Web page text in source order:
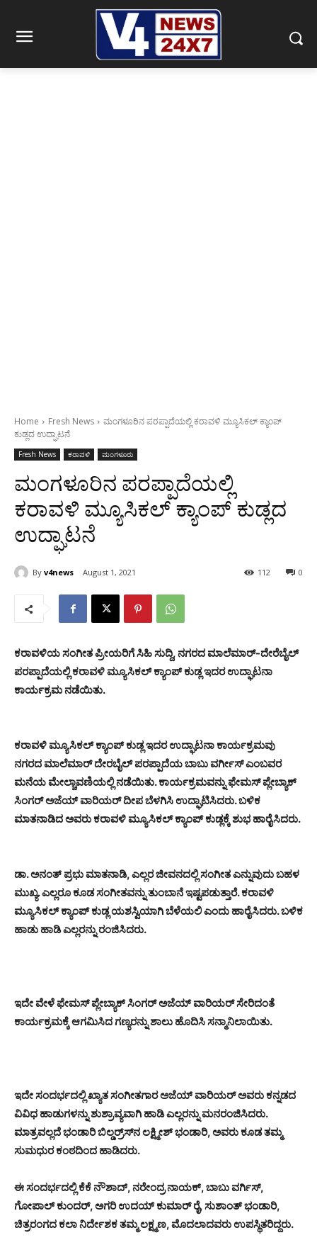
Home Fresh News
ಮಂಗಳೂರಿನ ಪರಪ್ಪಾದೆಯಲ್ಲಿ ಕರಾವಳಿ ಮ್ಯೂಸಿಕಲ್ ಕ್ಯಾಂಪ್
ಕುಡ್ಲದ ಉದ್ಘಾಟನೆ
Fresh News ಕರಾವಳಿ ಮಂಗಳೂರು
ಮಂಗಳೂರಿನ ಪರಪ್ಪಾದೆಯಲ್ಲಿ
ಕರಾವಳಿ ಮ್ಯೂಸಿಕಲ್ ಕ್ಯಾಂಪ್ ಕುಡ್ಲದ
ಉದ್ಘಾಟನೆ
By v4news August 1, 2021 0
112
ಕರಾವಳಿಯ ಸಂಗೀತ ಪ್ರೀಯರಿಗೆ ಸಿಹಿ ಸುದ್ದಿ, ನಗರದ ಮಾಲೆಮಾರ್-ದೇರೆಬೈಲ್
ಪರಪ್ಪಾದೆಯಲ್ಲಿ ಕರಾವಳಿ ಮ್ಯೂಸಿಕಲ್ ಕ್ಯಾಂಪ್ ಕುಡ್ಲ ಇದರ ಉದ್ಘಾಟನಾ
ಕಾರ್ಯಕ್ರಮ ನಡೆಯಿತು.
ಕರಾವಳಿ ಮ್ಯೂಸಿಕಲ್ ಕ್ಯಾಂಪ್ ಕುಡ್ಲ ಇದರ ಉದ್ಘಾಟನಾ ಕಾರ್ಯಕ್ರಮವು
ನಗರದ ಮಾಲೆಮಾರ್ ದೇರಬೈಲ್ ಪರಪ್ಪಾದೆಯ ಬಾಬು ವರ್ಗೀಸ್ ಎಂಬವರ
ಮನೆಯ ಮೇಲ್ಚಾವಣಿಯಲ್ಲಿ ನಡೆಯಿತು. ಕಾರ್ಯಕ್ರಮವನ್ನು ಫೇಮಸ್ ಪ್ಲೇಬ್ಯಾಕ್
ಸಿಂಗರ್ ಅಜೆಯ್ ವಾರಿಯರ್ ದೀಪ ಬೆಳಗಿಸಿ ಉದ್ಘಾಟಿಸಿದರು. ಬಳಿಕ
ಮಾತನಾಡಿದ ಅವರು ಕರಾವಳಿ ಮ್ಯೂಸಿಕಲ್ ಕ್ಯಾಂಪ್ ಕುಡ್ಲಕ್ಕೆ ಶುಭ ಹಾರೈಸಿದರು.
ಡಾ. ಅನಂತ್ ಪ್ರಭು ಮಾತನಾಡಿ, ಎಲ್ಲರ ಜೀವನದಲ್ಲಿ ಸಂಗೀತ ಎನ್ನುವುದು ಬಹಳ
ಮುಖ್ಯ. ಎಲ್ಲರೂ ಕೂಡ ಸಂಗೀತವನ್ನು ತುಂಬಾನೆ ಇಷ್ಟಪಡುತ್ತಾರೆ. ಕರಾವಳಿ
ಮ್ಯೂಸಿಕಲ್ ಕ್ಯಾಂಪ್ ಕುಡ್ಲ ಯಶಸ್ವಿಯಾಗಿ ಬೆಳೆಯಲಿ ಎಂದು ಹಾರೈಸಿದರು. ಬಳಿಕ
ಹಾಡು ಹಾಡಿ ಎಲ್ಲರನ್ನು ರಂಜಿಸಿದರು.
ಇದೇ ವೇಳೆ ಫೇಮಸ್ ಪ್ಲೇಬ್ಯಾಕ್ ಸಿಂಗರ್ ಅಜೆಯ್ ವಾರಿಯರ್ ಸೇರಿದಂತೆ
ಕಾರ್ಯಕ್ರಮಕ್ಕೆ ಆಗಮಿಸಿದ ಗಣ್ಯರನ್ನು ಶಾಲು ಹೊದಿಸಿ ಸನ್ಮಾನಿಲಾಯಿತು.
ಇದೇ ಸಂದರ್ಭದಲ್ಲಿ ಖ್ಯಾತ ಸಂಗೀತಗಾರ ಅಜೆಯ್ ವಾರಿಯರ್ ಅವರು ಕನ್ನಡದ
ವಿವಿಧ ಹಾಡುಗಳನ್ನು ಶುಶ್ರಾವ್ಯವಾಗಿ ಹಾಡಿ ಎಲ್ಲರನ್ನು ಮನರಂಜಿಸಿದರು.
ಮಾತ್ರವಲ್ಲದೆ ಭಂಡಾರಿ ಬಿಲ್ಡರ್ರ್‍ಸ್‌ನ ಲಕ್ಷ್ಮೀಶ್ ಭಂಡಾರಿ, ಅವರು ಕೂಡ ತಮ್ಮ
ಸುಮಧುರ ಕಂಠದಿಂದ ಹಾಡಿದರು.
ಈ ಸಂದರ್ಭದಲ್ಲಿ ಕೆಕೆ ನೌಶಾದ್, ನರೇಂದ್ರ ನಾಯಕ್, ಬಾಬು ವರ್ಗಿಸ್,
ಗೋಪಾಲ್ ಕುಂದರ್, ಅಗರಿ ಉದಯ್ ಕುಮಾರ್ ರೈ, ಸುಶಾಂತ್ ಭಂಡಾರಿ,
ಚಿತ್ರರಂಗದ ಕಲಾ ನಿರ್ದೇಶಕ ತಮ್ಮ ಲಕ್ಷ್ಮಣ, ಮೊದಲಾದವರು ಉಪಸ್ಥಿತರಿದ್ದರು.